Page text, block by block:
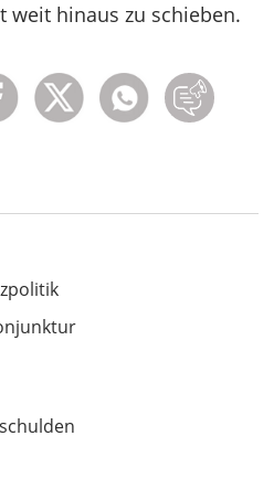
weit hinaus zu schieben.